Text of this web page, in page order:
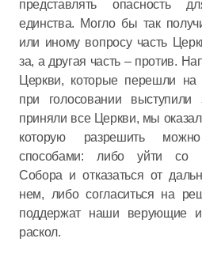
представлять опасность
единства. Могло бы так
или иному вопросу часть
за, а другая часть – против.
Церкви, которые перешли на
при голосовании
приняли все Церкви, мы
которую разрешить
способами: либо уйти со
Собора и отказаться от
нем, либо согласиться на
поддержат наши верующие и
раскол.